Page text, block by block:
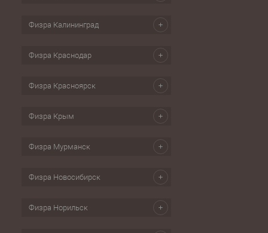
Физра Калининград
Физра Краснодар
Физра Красноярск
Физра Крым
Физра Мурманск
Физра Новосибирск
Физра Норильск